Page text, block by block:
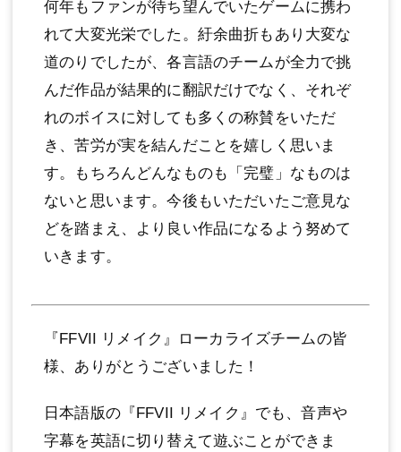
何年もファンが待ち望んでいたゲームに携わ
れて大変光栄でした。紆余曲折もあり大変な
道のりでしたが、各言語のチームが全力で挑
んだ作品が結果的に翻訳だけでなく、それぞ
れのボイスに対しても多くの称賛をいただ
き、苦労が実を結んだことを嬉しく思いま
す。もちろんどんなものも「完璧」なものは
ないと思います。今後もいただいたご意見な
どを踏まえ、より良い作品になるよう努めて
いきます。
『FFVII リメイク』ローカライズチームの皆
様、ありがとうございました！
日本語版の『FFVII リメイク』でも、音声や
字幕を英語に切り替えて遊ぶことができま